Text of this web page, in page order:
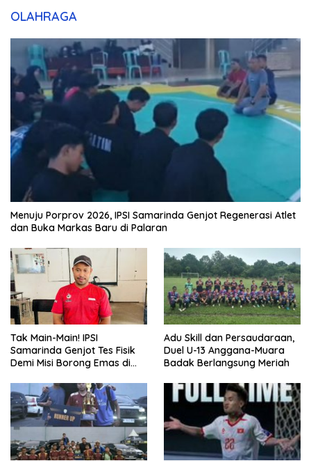
OLAHRAGA
Menuju Porprov 2026, IPSI Samarinda Genjot Regenerasi Atlet
dan Buka Markas Baru di Palaran
Tak Main-Main! IPSI
Samarinda Genjot Tes Fisik
Demi Misi Borong Emas di
Adu Skill dan Persaudaraan,
Duel U-13 Anggana-Muara
Badak Berlangsung Meriah